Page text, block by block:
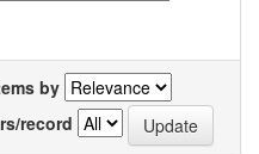
by
record